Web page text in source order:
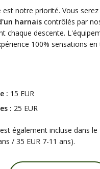
est notre priorité. Vous
harnais contrôlés par
chaque descente.
100% sensations
: 15 EUR
: 25 EUR
également incluse dans le
/ 35 EUR 7-11 ans).